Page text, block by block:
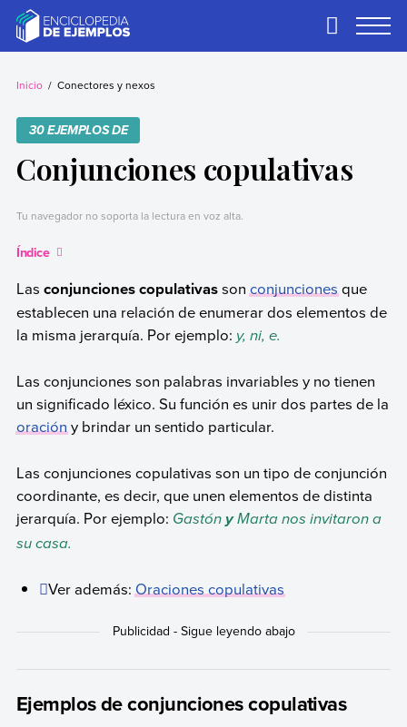
contentEjemplos
Necesitas ejemplos.
Primary
Inicio Conectores y nexos
30 EJEMPLOS DE
Conjunciones copulativas
Tu navegador no soporta la lectura en voz alta.
Índice
Las conjunciones copulativassonconjuncionesque
establecen una relación de enumerar dos elementos de
la misma jerarquía. Por ejemplo: y, ni, e.
Las conjunciones son palabras invariables y no tienen
un significado léxico. Su función es unir dos partes de la
oracióny brindar un sentido particular.
Las conjunciones copulativas son un tipo de conjunción
coordinante, es decir, que unen elementos de distinta
jerarquía. Por ejemplo: Gastón yMarta nos invitaron a
su casa.
Ver además:Oraciones copulativas
Ejemplos de conjunciones copulativas